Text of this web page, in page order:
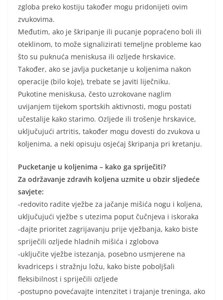
zgloba preko kostiju također mogu pridonijeti ovim
zvukovima.
Međutim, ako je škripanje ili pucanje popraćeno boli ili
oteklinom, to može signalizirati temeljne probleme kao
što su puknuća meniskusa ili ozljede hrskavice.
Također, ako se javlja pucketanje u koljenima nakon
operacije (bilo koje), trebate se javiti liječniku.
Pukotine meniskusa, često uzrokovane naglim
uvijanjem tijekom sportskih aktivnosti, mogu postati
učestalije kako starimo. Ozljede ili trošenje hrskavice,
uključujući artritis, također mogu dovesti do zvukova u
koljenima, a neki opisuju osjećaj škripanja pri kretanju.
Pucketanje u koljenima – kako ga spriječiti?
Za održavanje zdravih koljena uzmite u obzir sljedeće
savjete:
-redovito radite vježbe za jačanje mišića nogu i koljena,
uključujući vježbe s utezima poput čučnjeva i iskoraka
-dajte prioritet zagrijavanju prije vježbanja, kako biste
spriječili ozljede hladnih mišića i zglobova
-uključite vježbe istezanja, posebno usmjerene na
kvadriceps i stražnju ložu, kako biste poboljšali
fleksibilnost i spriječili ozljede
-postupno povećavajte intenzitet i trajanje treninga, ako